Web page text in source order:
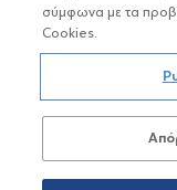
σύμφωνα με τα
Cookies.